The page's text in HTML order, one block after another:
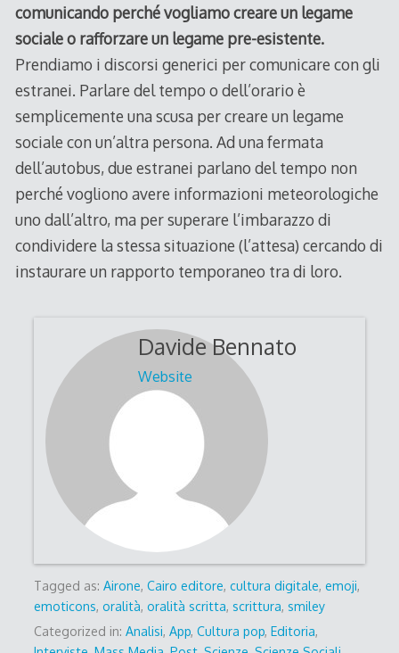
comunicando perché vogliamo creare un legame
sociale o rafforzare un legame pre-esistente.
Prendiamo i discorsi generici per comunicare con gli
estranei. Parlare del tempo o dell’orario è
semplicemente una scusa per creare un legame
sociale con un’altra persona. Ad una fermata
dell’autobus, due estranei parlano del tempo non
perché vogliono avere informazioni meteorologiche
uno dall’altro, ma per superare l’imbarazzo di
condividere la stessa situazione (l’attesa) cercando di
instaurare un rapporto temporaneo tra di loro.
Davide Bennato
Website
Tagged as: Airone, Cairo editore, cultura digitale, emoji,
emoticons, oralità, oralità scritta, scrittura, smiley
Categorized in: Analisi, App, Cultura pop, Editoria,